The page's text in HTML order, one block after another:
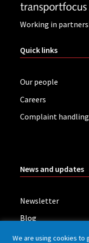
Working in
Quick links
Our people
Careers
Complaint handling
News and updates
Newsletter
Blog
Board meetings
We are using cookies to